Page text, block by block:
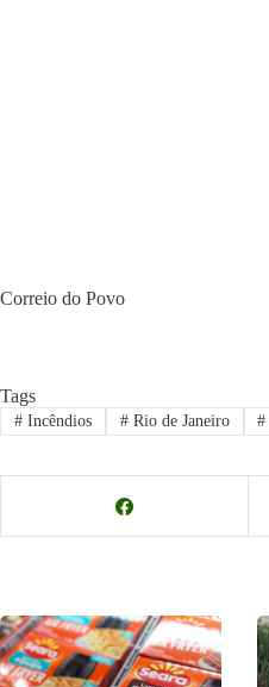
Correio do Povo
Tags
#Incêndios #Rio de Janeiro #